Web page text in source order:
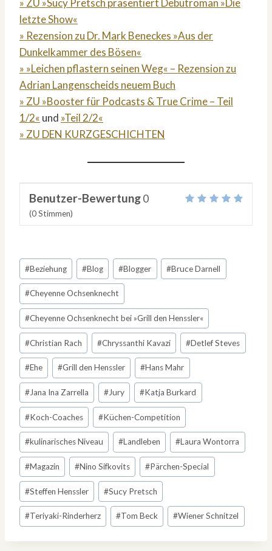
» ZU »Sucy Pretsch präsentiert Debütroman »Die
letzte Show«
» Rezension zu Dr. Mark Beneckes »Aus der
Dunkelkammer des Bösen«
» »Leichen pflastern seinen Weg« – Rezension zu
Adrian Langenscheids neuem Buch
» ZU »Booster für Podcasts & True Crime – Teil
1/2« und »Teil 2/2«
» ZU DEN KURZGESCHICHTEN
Benutzer-Bewertung0
(0Stimmen)
Schlagworte:
#Beziehung #Blog #Blogger #Bruce Darnell
#Cheyenne Ochsenknecht
#Cheyenne Ochsenknecht bei »Grill den Henssler«
#Christian Rach #Chryssanthi Kavazi #Detlef Steves
#Ehe #Grill den Henssler #Hans Mahr
#Jana Ina Zarrella #Jury #Katja Burkard
#Koch-Coaches #Küchen-Competition
#kulinarisches Niveau #Landleben #Laura Wontorra
#Magazin #Nino Sifkovits #Pärchen-Special
#Steffen Henssler #Sucy Pretsch
#Teriyaki-Rinderherz #Tom Beck #Wiener Schnitzel